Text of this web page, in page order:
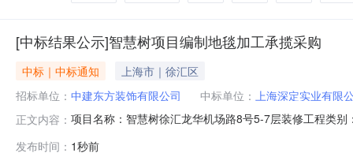
[中标结果公示]智慧树项目编制地毯加工承揽采购
中标｜中标通知
上海市｜徐汇区
招标单位： 中建东方装饰有限公司 中标单位： 上海深定实业有限
正文内容： 项目名称：智慧树徐汇龙华机场路8号5-7层装修工程类
发布时间： 1秒前